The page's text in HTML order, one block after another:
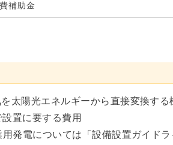
補助金
太陽光エネルギーから直接変換す
置に要する費用
発電については「設備設置ガイド